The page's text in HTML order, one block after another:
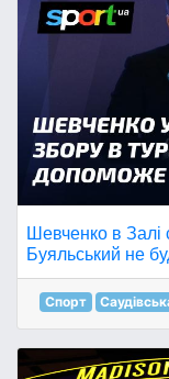
Шевченко в Залі
Буяльський не
Спорт